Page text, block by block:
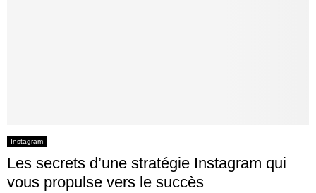
Instagram
Les secrets d’une stratégie Instagram qui
vous propulse vers le succès